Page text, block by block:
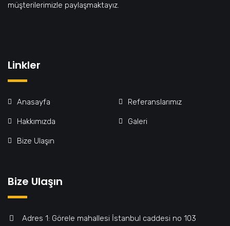
müşterilerimizle paylaşmaktayız.
Linkler
Anasayfa Referanslarımız
Hakkımızda Galeri
Bize Ulaşın
Bize Ulaşın
Adres 1: Görele mahallesi İstanbul caddesi no 103